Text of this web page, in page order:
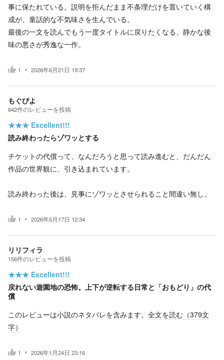
事に保たれている。説明を拒んだまま不条理だけを置いていく構
成が、童話的な不気味さを生んでいる。
最後の一文を読んでもう一度タイトルに戻りたくなる、静かな後
味の悪さが秀逸な一作。
1 2026年6月21日 19:37
もぐぴよ
642件のレビューを投稿
★★★ Excellent!!!
読み終わったらゾワッとする
チケットの代償って、なんだろうと思って読み進むと、だんだん
作品の世界観に、引き込まれています。
読み終わった後は、見事にゾワッとさせられること間違い無し。
1 2026年5月17日 12:34
リリフィラ
156件のレビューを投稿
★★★ Excellent!!!
戻れない遊園地の恐怖。上下が逆転する日常と「おもどり」の代
償
このレビューは小説のネタバレを含みます。 全文を読む（379文
字）
1 2026年1月24日 23:16